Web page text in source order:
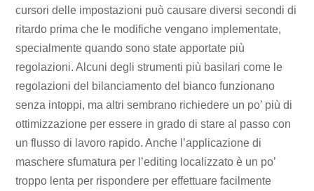
cursori delle impostazioni può causare diversi secondi di
ritardo prima che le modifiche vengano implementate,
specialmente quando sono state apportate più
regolazioni. Alcuni degli strumenti più basilari come le
regolazioni del bilanciamento del bianco funzionano
senza intoppi, ma altri sembrano richiedere un po’ più di
ottimizzazione per essere in grado di stare al passo con
un flusso di lavoro rapido. Anche l’applicazione di
maschere sfumatura per l’editing localizzato è un po’
troppo lenta per rispondere per effettuare facilmente